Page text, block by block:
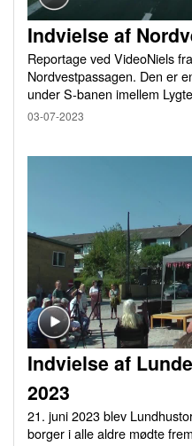
Indvielse af
Reportage ved VideoNiels
Nordvestpassagen. Den er
under S-banen imellem
03-07-2023
Indvielse af
2023
21. juni 2023 blev
borger i alle aldre mødte